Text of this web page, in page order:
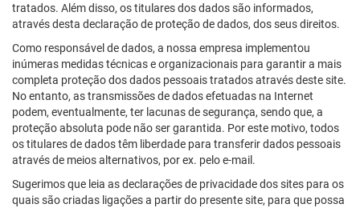
tratados. Além disso, os titulares dos dados são informados,
através desta declaração de proteção de dados, dos seus direitos.
Como responsável de dados, a nossa empresa implementou
inúmeras medidas técnicas e organizacionais para garantir a mais
completa proteção dos dados pessoais tratados através deste site.
No entanto, as transmissões de dados efetuadas na Internet
podem, eventualmente, ter lacunas de segurança, sendo que, a
proteção absoluta pode não ser garantida. Por este motivo, todos
os titulares de dados têm liberdade para transferir dados pessoais
através de meios alternativos, por ex. pelo e-mail.
Sugerimos que leia as declarações de privacidade dos sites para os
quais são criadas ligações a partir do presente site, para que possa